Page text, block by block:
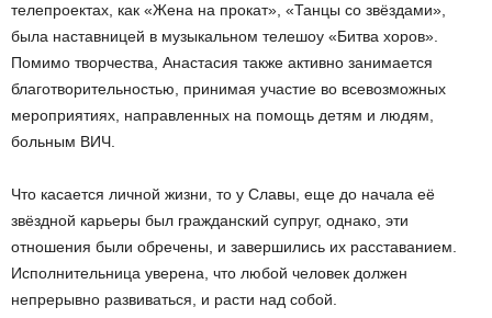
телепроектах, как «Жена на прокат», «Танцы со звёздами»,
была наставницей в музыкальном телешоу «Битва хоров».
Помимо творчества, Анастасия также активно занимается
благотворительностью, принимая участие во всевозможных
мероприятиях, направленных на помощь детям и людям,
больным ВИЧ.
Что касается личной жизни, то у Славы, еще до начала её
звёздной карьеры был гражданский супруг, однако, эти
отношения были обречены, и завершились их расставанием.
Исполнительница уверена, что любой человек должен
непрерывно развиваться, и расти над собой.